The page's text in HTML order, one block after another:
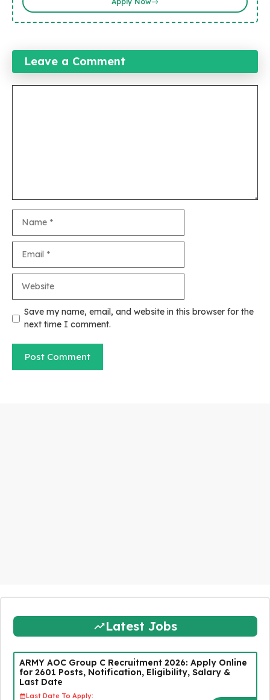
Leave a Comment
Save my name, email, and website in this browser for the
next time I comment.
Latest Jobs
ARMY AOC Group C Recruitment 2026: Apply Online
for 2601 Posts, Notification, Eligibility, Salary &
Last Date
Last Date To Apply: